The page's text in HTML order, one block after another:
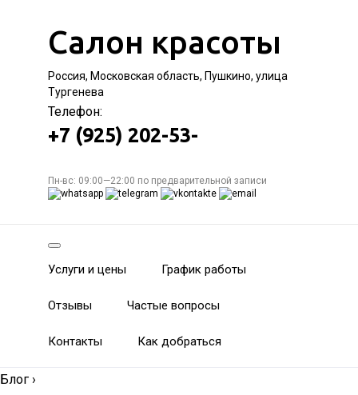
Салон красоты
Россия, Московская область, Пушкино, улица
Тургенева
Телефон:
+7 (925) 202-53-
Пн-вс: 09:00—22:00 по предварительной записи
Услуги и цены График работы
Отзывы Частые вопросы
Контакты Как добраться
Блог ›